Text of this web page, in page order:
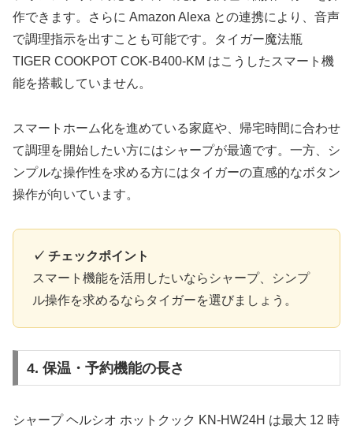
作できます。さらに Amazon Alexa との連携により、音声
で調理指示を出すことも可能です。タイガー魔法瓶
TIGER COOKPOT COK-B400-KM はこうしたスマート機
能を搭載していません。
スマートホーム化を進めている家庭や、帰宅時間に合わせ
て調理を開始したい方にはシャープが最適です。一方、シ
ンプルな操作性を求める方にはタイガーの直感的なボタン
操作が向いています。
✓ チェックポイント
スマート機能を活用したいならシャープ、シンプ
ル操作を求めるならタイガーを選びましょう。
4. 保温・予約機能の長さ
シャープ ヘルシオ ホットクック KN-HW24H は最大 12 時